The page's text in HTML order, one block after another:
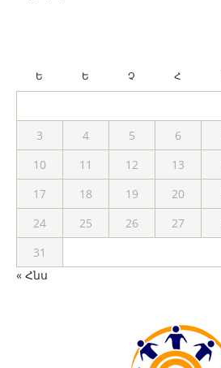
Ե Ե Չ Հ
3
4 5 6
10
11 12 13
17
18 19 20
24
25 26 27
31
« Հնս